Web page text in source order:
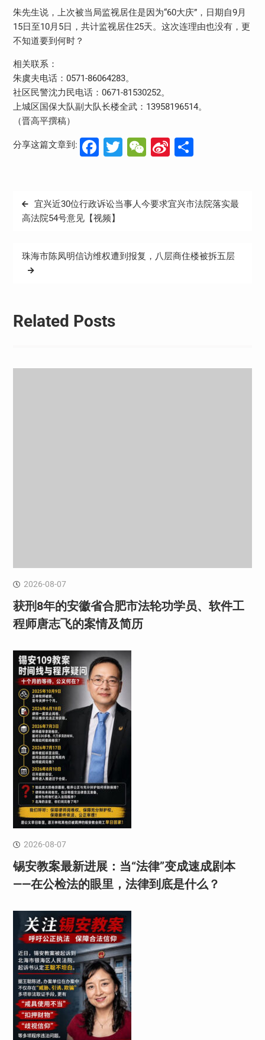
朱先生说，上次被当局监视居住是因为“60大庆”，日期自9月
15日至10月5日，共计监视居住25天。这次连理由也没有，更
不知道要到何时？
相关联系：
朱虞夫电话：0571-86064283。
社区民警沈力民电话：0671-81530252。
上城区国保大队副大队长楼全武：13958196514。
（晋高平撰稿）
分享这篇文章到: Facebook
Twitter
WeChat
Sina分
文
章
航
宜兴近30位行政诉讼当事人今要求宜兴市法院落实最
高法院54号意见【视频】
珠海市陈凤明信访维权遭到报复，八层商住楼被拆五层
Related Posts
2026-08-07
获刑8年的安徽省合肥市法轮功学员、软件工
程师唐志飞的案情及简历
2026-08-07
锡安教案最新进展：当“法律”变成速成剧本
——在公检法的眼里，法律到底是什么？